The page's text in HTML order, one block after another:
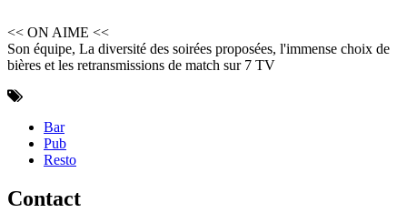
<< ON AIME <<
Son équipe, La diversité des soirées proposées, l'immense choix de
bières et les retransmissions de match sur 7 TV
Bar
Pub
Resto
Contact